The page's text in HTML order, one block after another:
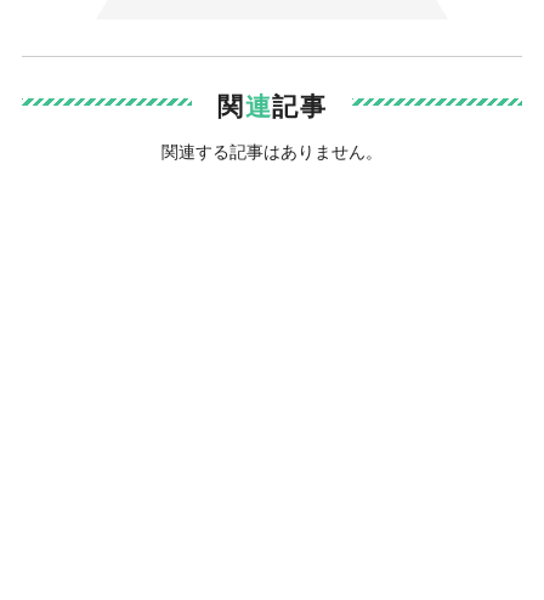
関連記事
関連する記事はありません。